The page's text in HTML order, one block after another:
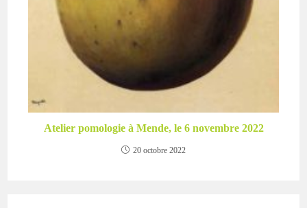
Atelier pomologie à Mende, le 6 novembre 2022
20 octobre 2022